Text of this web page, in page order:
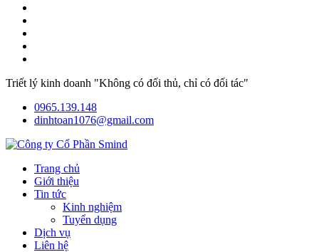
Triết lý kinh doanh "Không có đối thủ, chỉ có đối tác"
0965.139.148
dinhtoan1076@gmail.com
Trang chủ
Giới thiệu
Tin tức
Kinh nghiệm
Tuyển dụng
Dịch vụ
Liên hệ